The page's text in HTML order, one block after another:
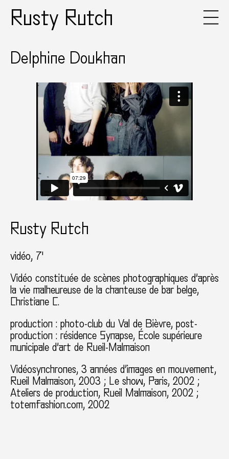
Rusty Rutch
Delphine Doukhan
Rusty Rutch
vidéo, 7'
Vidéo constituée de scènes photographiques d’après
la vie malheureuse de la chanteuse de bar belge,
Christiane C.
production : photo-club du Val de Bièvre, post-
production : résidence Synapse, École supérieure
municipale d’art de Rueil-Malmaison
Vidéosynchrones, 3 années d’images en mouvement,
Rueil Malmaison, 2003 ; Le show, Paris, 2002 ;
Ateliers de production, Rueil Malmaison, 2002 ;
totemfashion.com, 2002